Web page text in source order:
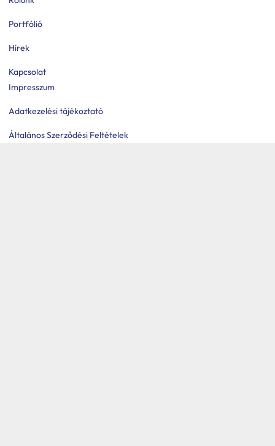
Portfólió
Hírek
Kapcsolat
Impresszum
Adatkezelési tájékoztató
Általános Szerződési Feltételek